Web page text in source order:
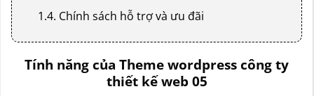
1.4. Chính sách hỗ trợ và ưu đãi
Tính năng của Theme wordpress công ty
thiết kế web 05